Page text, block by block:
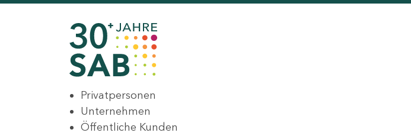
Privatpersonen
Unternehmen
Öffentliche Kunden